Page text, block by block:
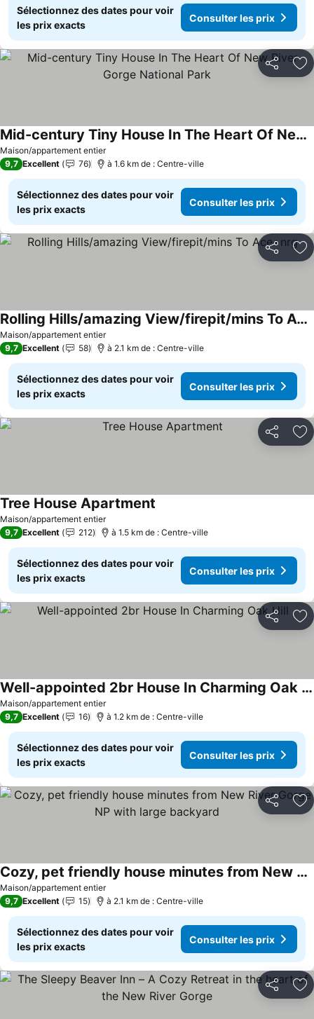
Sélectionnez des dates pour voir
les prix exacts
Consulter les prix
Partager
Maison/appartement entier
Mid-century Tiny House In The Heart Of New River Gorge National Park
Consulter les prix
9,7 Excellent 76 à 1.6 km de : Centre-ville
Sélectionnez des dates pour voir
les prix exacts
Consulter les prix
Partager
Maison/appartement entier
Rolling Hills/amazing View/firepit/mins To Ace+nrg
Consulter les prix
9,7 Excellent 58 à 2.1 km de : Centre-ville
Sélectionnez des dates pour voir
les prix exacts
Consulter les prix
Partager
Maison/appartement entier
Tree House Apartment
9,7 Excellent 212 à 1.5 km de : Centre-ville
Sélectionnez des dates pour voir
les prix exacts
Consulter les prix
Partager
Maison/appartement entier
Well-appointed 2br House In Charming Oak Hill
Consulter les prix
9,7 Excellent 16 à 1.2 km de : Centre-ville
Sélectionnez des dates pour voir
les prix exacts
Consulter les prix
Partager
Maison/appartement entier
Cozy, pet friendly house minutes from New River Gorge NP with large backyard
Consulter les prix
9,7 Excellent 15 à 2.1 km de : Centre-ville
Sélectionnez des dates pour voir
les prix exacts
Consulter les prix
Partager